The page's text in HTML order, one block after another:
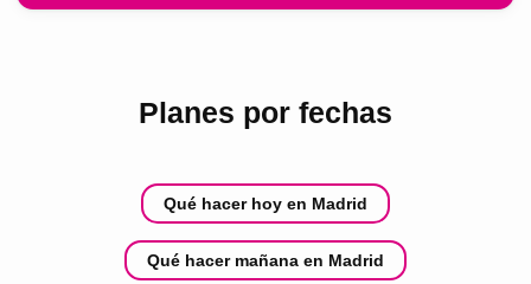
Planes por fechas
Qué hacer hoy en Madrid
Qué hacer mañana en Madrid